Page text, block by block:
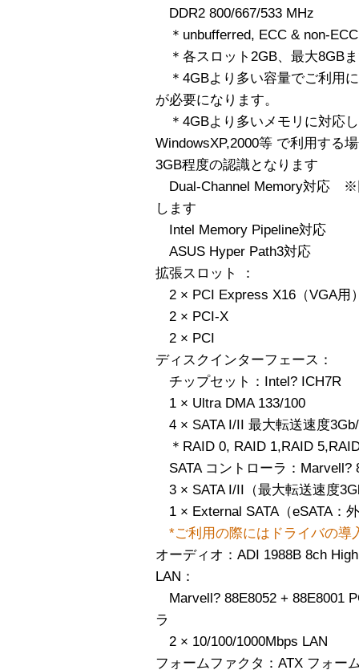
DDR2 800/667/533 MHz
＊unbufferred, ECC & non-
＊各スロット2GB、最大8GB
＊4GBより多い容量でご利用
が必要になります。
＊4GBより多いメモリに対応
WindowsXP,2000等 で利用する
3GB程度の認識となります
Dual-Channel Memory対応 ※
します
Intel Memory Pipeline対応
ASUS Hyper Path3対応
拡張スロット ：
2 × PCI Express X16（VGA用
2 × PCI-X
2 × PCI
ディスクインターフェース：
チップセット：Intel? ICH7R
1 × Ultra DMA 133/100
4 × SATA I/II 最大転送速度
＊RAID 0, RAID 1,RAID
SATA コントローラ：Marvell?
3 × SATA I/II（最大転送速度
1 × External SATA（eSATA：
*ご利用の際にはドライバの導
オーディオ：ADI 1988B 8ch
LAN：
Marvell? 88E8052 + 88E8001
ラ
2 × 10/100/1000Mbps LAN
フォームファクタ：ATX フォ